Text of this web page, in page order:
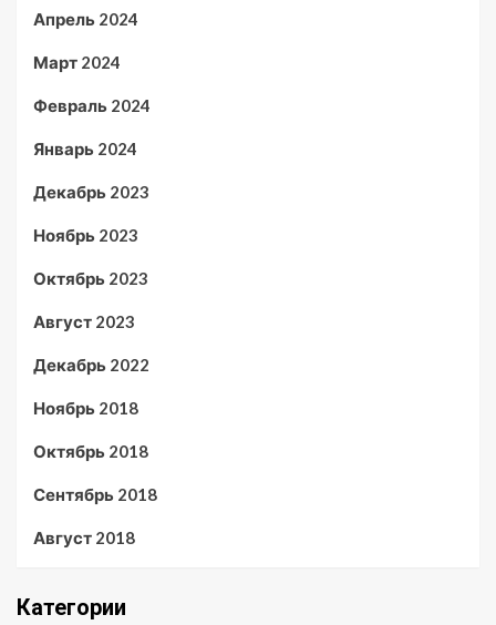
Апрель 2024
Март 2024
Февраль 2024
Январь 2024
Декабрь 2023
Ноябрь 2023
Октябрь 2023
Август 2023
Декабрь 2022
Ноябрь 2018
Октябрь 2018
Сентябрь 2018
Август 2018
Категории